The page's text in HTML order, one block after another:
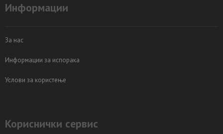
Информации
За нас
Информации за испорака
Услови за користење
Кориснички сервис